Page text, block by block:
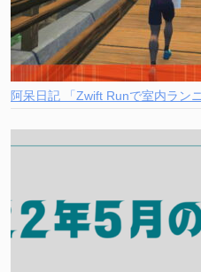
阿呆日記 「Zwift Runで室内ランニ